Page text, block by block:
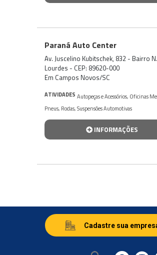
Paraná Auto Center
Av. Juscelino Kubitschek, 832 - Bairro
Lourdes - CEP: 89620-000
Em Campos Novos/SC
ATIVIDADES Autopeças e Acessórios, Oficinas
Pneus, Rodas,Suspensões Automotivas
INFORMAÇÕES
Cadastre sua